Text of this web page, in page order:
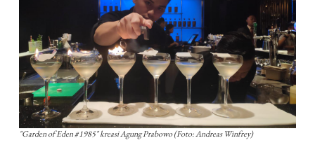
"Garden of Eden #1985" kreasi Agung Prabowo (Foto: Andreas Winfrey)